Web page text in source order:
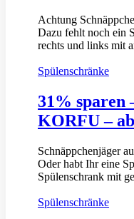
Achtung
Dazu fehlt noch ein
rechts und links mit
Spülenschränke
31% sparen
KORFU –
Schnäppchenjäger
Oder habt Ihr eine
Spülenschrank mit
Spülenschränke